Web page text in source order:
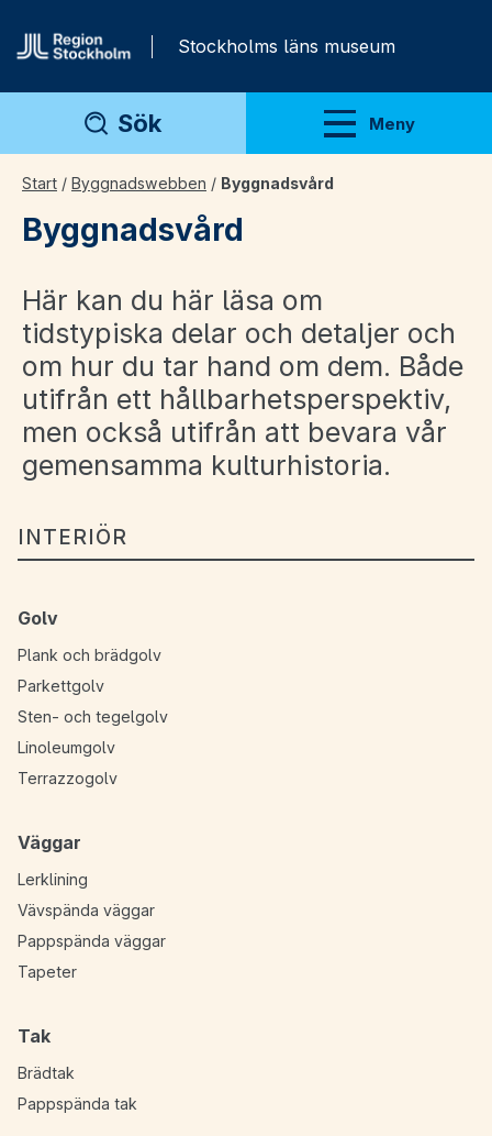
Stockholms läns museum
Sök Meny
Visa meny
Start / Byggnadswebben / Byggnadsvård
Byggnadsvård
Här kan du här läsa om
tidstypiska delar och detaljer och
om hur du tar hand om dem. Både
utifrån ett hållbarhetsperspektiv,
men också utifrån att bevara vår
gemensamma kulturhistoria.
INTERIÖR
Golv
Plank och brädgolv
Parkettgolv
Sten- och tegelgolv
Linoleumgolv
Terrazzogolv
Väggar
Lerklining
Vävspända väggar
Pappspända väggar
Tapeter
Tak
Brädtak
Pappspända tak